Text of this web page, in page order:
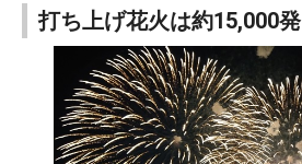
打ち上げ花火は約15,000発